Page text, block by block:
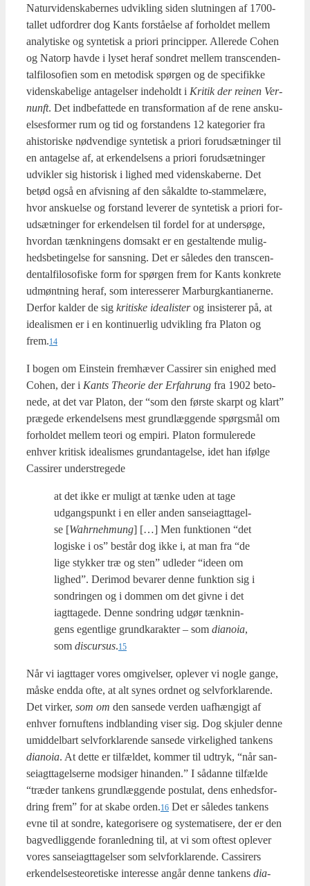
Natur­vi­den­ska­ber­nes udvik­ling siden slut­nin­gen af 1700-
tal­let udfor­drer dog Kants for­stå­el­se af for­hol­det mel­lem
ana­ly­ti­ske og syn­te­tisk a pri­o­ri prin­cip­per. Alle­re­de Cohen
og Natorp hav­de i lyset her­af son­dret mel­lem trans­cen­den­
tal­fi­lo­so­fi­en som en meto­disk spør­gen og de spe­ci­fik­ke
viden­ska­be­li­ge anta­gel­ser inde­holdt i Kri­tik der rei­nen Ver­
nunft. Det ind­be­fat­te­de en trans­for­ma­tion af de rene ansku­
el­ses­for­mer rum og tid og for­stan­dens 12 kate­go­ri­er fra
ahi­sto­ri­ske nød­ven­di­ge syn­te­tisk a pri­o­ri for­ud­sæt­nin­ger til
en anta­gel­se af, at erken­del­sens a pri­o­ri for­ud­sæt­nin­ger
udvik­ler sig histo­risk i lig­hed med viden­ska­ber­ne. Det
betød også en afvis­ning af den såkald­te to-stam­me­læ­re,
hvor ansku­el­se og for­stand leve­rer de syn­te­tisk a pri­o­ri for­
ud­sæt­nin­ger for erken­del­sen til for­del for at under­sø­ge,
hvor­dan tænk­nin­gens domsakt er en gestal­ten­de mulig­
heds­be­tin­gel­se for sans­ning. Det er såle­des den trans­cen­
den­tal­fi­lo­so­fi­ske form for spør­gen frem for Kants kon­kre­te
udmønt­ning her­af, som inter­es­se­rer Mar­burg­kan­ti­a­ner­ne.
Der­for kal­der de sig kri­ti­ske ide­a­li­sterog insi­ste­rer på, at
ide­a­lis­men er i en kon­ti­nu­er­lig udvik­ling fra Pla­ton og
frem.14
I bogen om Ein­ste­in frem­hæ­ver Cas­si­rer sin enig­hed med
Cohen, der i Kants The­o­rie der Erfa­hrung fra 1902 beto­
ne­de, at det var Pla­ton, der “som den før­ste skar­pt og klart”
præ­ge­de erken­del­sens mest grund­læg­gen­de spørgs­mål om
for­hol­det mel­lem teo­ri og empi­ri. Pla­ton for­mu­le­re­de
enhver kri­tisk ide­a­lis­mes grund­an­ta­gel­se, idet han iføl­ge
Cas­si­rer under­stre­ge­de
at det ikke er muligt at tæn­ke uden at tage
udgangs­punkt i en eller anden san­sei­agt­ta­gel­
se [Wahr­ne­hmung] […] Men funk­tio­nen “det
logi­ske i os” består dog ikke i, at man fra “de
lige styk­ker træ og sten” udle­der “ide­en om
lig­hed”. Der­i­mod beva­rer den­ne funk­tion sig i
son­drin­gen og i dom­men om det giv­ne i det
iagt­ta­ge­de. Den­ne son­dring udgør tænk­nin­
gens egent­li­ge grund­ka­rak­ter – som dia­noia,
som discur­sus.15
Når vi iagt­ta­ger vores omgi­vel­ser, ople­ver vi nog­le gan­ge,
måske end­da ofte, at alt synes ord­net og selv­for­kla­ren­de.
Det vir­ker, som om den san­se­de ver­den uaf­hæn­gigt af
enhver for­nuf­tens ind­blan­ding viser sig. Dog skju­ler den­ne
umid­del­bart selv­for­kla­ren­de san­se­de vir­ke­lig­hed tan­kens
dia­noia. At det­te er til­fæl­det, kom­mer til udtryk, “når san­
sei­agt­ta­gel­ser­ne mod­si­ger hin­an­den.” I sådan­ne til­fæl­de
“træ­der tan­kens grund­læg­gen­de postu­lat, dens enheds­for­
dring frem” for at ska­be orden.16 Det er såle­des tan­kens
evne til at son­dre, kate­go­ri­se­re og syste­ma­ti­se­re, der er den
bag­ved­lig­gen­de for­an­led­ning til, at vi som oftest ople­ver
vores san­sei­agt­ta­gel­ser som selv­for­kla­ren­de. Cas­si­rers
erken­del­ses­te­o­re­ti­ske inte­res­se angår den­ne tan­kens dia­